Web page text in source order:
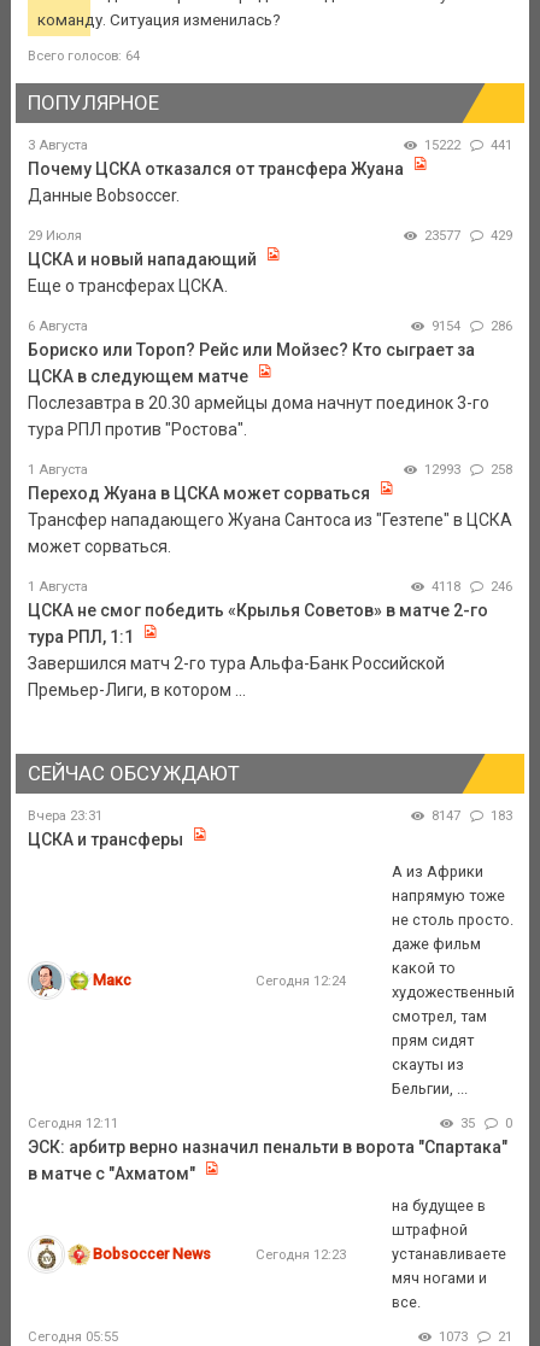
команду. Ситуация изменилась?
Всего голосов: 64
ПОПУЛЯРНОЕ
3 Августа 15222 441
Почему ЦСКА отказался от трансфера Жуана
Данные Bobsoccer.
29 Июля 23577 429
ЦСКА и новый нападающий
Еще о трансферах ЦСКА.
6 Августа 9154 286
Бориско или Тороп? Рейс или Мойзес? Кто сыграет за
ЦСКА в следующем матче
Послезавтра в 20.30 армейцы дома начнут поединок 3-го
тура РПЛ против "Ростова".
1 Августа 12993 258
Переход Жуана в ЦСКА может сорваться
Трансфер нападающего Жуана Сантоса из "Гезтепе" в ЦСКА
может сорваться.
1 Августа 4118 246
ЦСКА не смог победить «Крылья Советов» в матче 2-го
тура РПЛ, 1:1
Завершился матч 2-го тура Альфа-Банк Российской
Премьер-Лиги, в котором ...
СЕЙЧАС ОБСУЖДАЮТ
Вчера 23:31 8147 183
ЦСКА и трансферы
Макс Сегодня 12:24
А из Африки
напрямую тоже
не столь просто.
даже фильм
какой то
художественный
смотрел, там
прям сидят
скауты из
Бельгии, ...
Сегодня 12:11 35 0
ЭСК: арбитр верно назначил пенальти в ворота "Спартака"
в матче с "Ахматом"
Bobsoccer News Сегодня 12:23
на будущее в
штрафной
устанавливаете
мяч ногами и
все.
Сегодня 05:55 1073 21